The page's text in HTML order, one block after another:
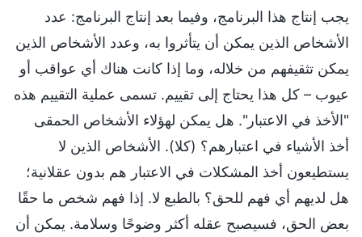
يجب إنتاج هذا البرنامج، وفيما بعد إنتاج البرنامج: عدد
الأشخاص الذين يمكن أن يتأثروا به، وعدد الأشخاص الذين
يمكن تثقيفهم من خلاله، وما إذا كانت هناك أي عواقب أو
عيوب – كل هذا يحتاج إلى تقييم. تسمى عملية التقييم هذه
"الأخذ في الاعتبار". هل يمكن لهؤلاء الأشخاص الحمقى
أخذ الأشياء في اعتبارهم؟ (كلا). الأشخاص الذين لا
يستطيعون أخذ المشكلات في الاعتبار هم بدون عقلانية؛
هل لديهم أي فهم للحق؟ بالطبع لا. إذا فهم شخص ما حقًا
بعض الحق، فسيصبح عقله أكثر وضوحًا وسلامة. يمكن أن